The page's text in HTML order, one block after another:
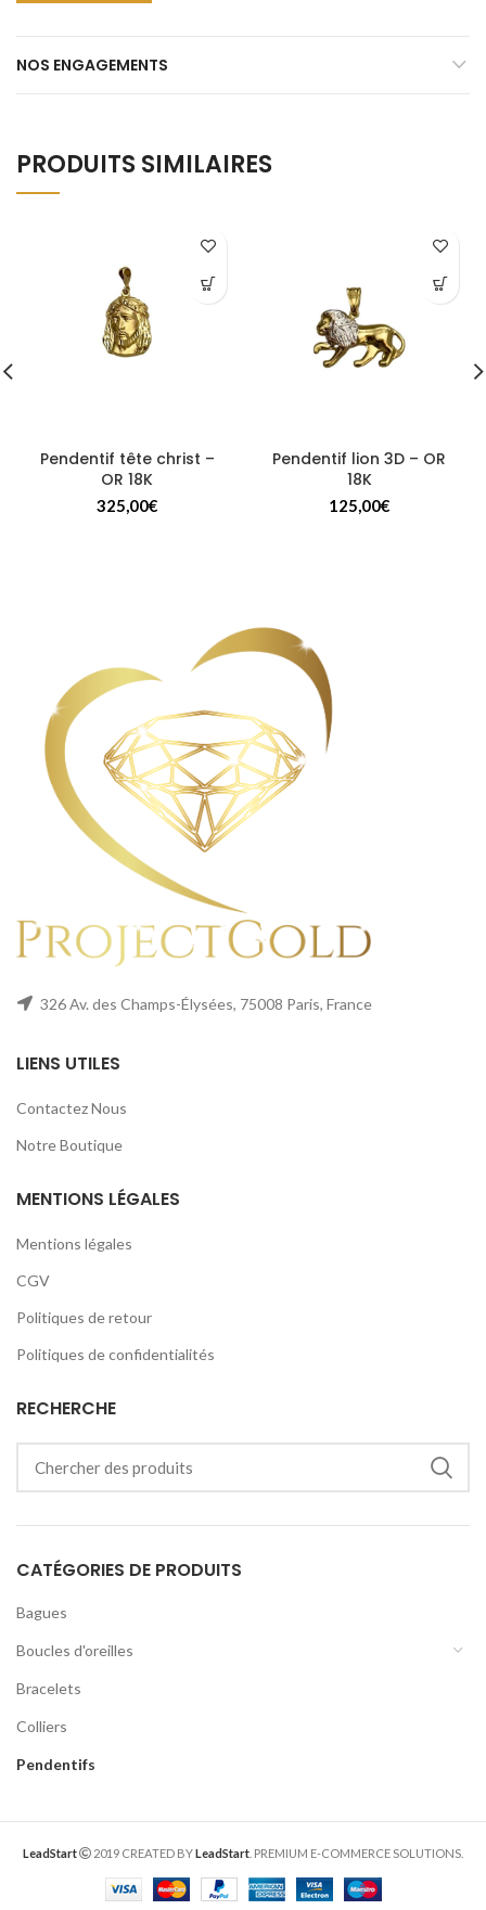
NOS ENGAGEMENTS
PRODUITS SIMILAIRES
Pendentif tête christ –
OR 18K
325,00€
Pendentif lion 3D – OR
18K
125,00€
326 Av. des Champs-Élysées, 75008 Paris, France
LIENS UTILES
Contactez Nous
Notre Boutique
MENTIONS LÉGALES
Mentions légales
CGV
Politiques de retour
Politiques de confidentialités
RECHERCHE
CATÉGORIES DE PRODUITS
Bagues
Boucles d'oreilles
Bracelets
Colliers
Pendentifs
LeadStart 2019 CREATED BYLeadStart . PREMIUM E-COMMERCE SOLUTIONS.